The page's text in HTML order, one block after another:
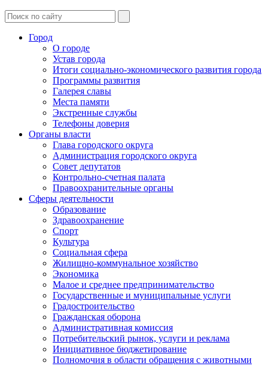
Город
О городе
Устав города
Итоги социально-экономического развития города
Программы развития
Галерея славы
Места памяти
Экстренные службы
Телефоны доверия
Органы власти
Глава городского округа
Администрация городcкого округа
Совет депутатов
Контрольно-счетная палата
Правоохранительные органы
Сферы деятельности
Образование
Здравоохранение
Спорт
Культура
Социальная сфера
Жилищно-коммунальное хозяйство
Экономика
Малое и среднее предпринимательство
Государственные и муниципальные услуги
Градостроительство
Гражданская оборона
Административная комиссия
Потребительский рынок, услуги и реклама
Инициативное бюджетирование
Полномочия в области обращения с животными